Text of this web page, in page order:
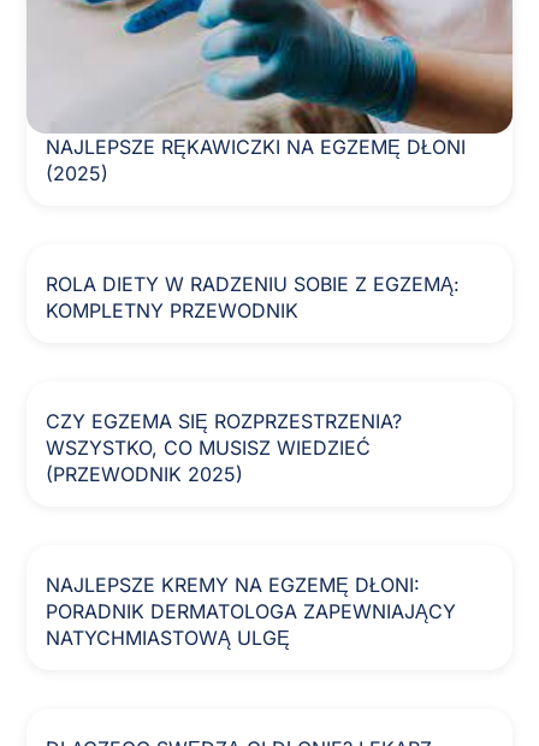
NAJLEPSZE RĘKAWICZKI NA EGZEMĘ DŁONI
(2025)
ROLA DIETY W RADZENIU SOBIE Z EGZEMĄ:
KOMPLETNY PRZEWODNIK
CZY EGZEMA SIĘ ROZPRZESTRZENIA?
WSZYSTKO, CO MUSISZ WIEDZIEĆ
(PRZEWODNIK 2025)
NAJLEPSZE KREMY NA EGZEMĘ DŁONI:
PORADNIK DERMATOLOGA ZAPEWNIAJĄCY
NATYCHMIASTOWĄ ULGĘ